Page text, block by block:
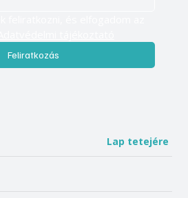
Feliratkozás
Lap tetejére